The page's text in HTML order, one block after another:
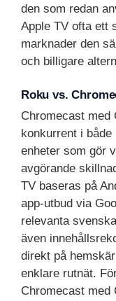
den som redan
Apple TV ofta ett
marknader den
och billigare
Roku vs.
Chromecast med
konkurrent i
enheter som gör
avgörande
TV baseras på
app-utbud via
relevanta
även
direkt på
enklare rutnät.
Chromecast med